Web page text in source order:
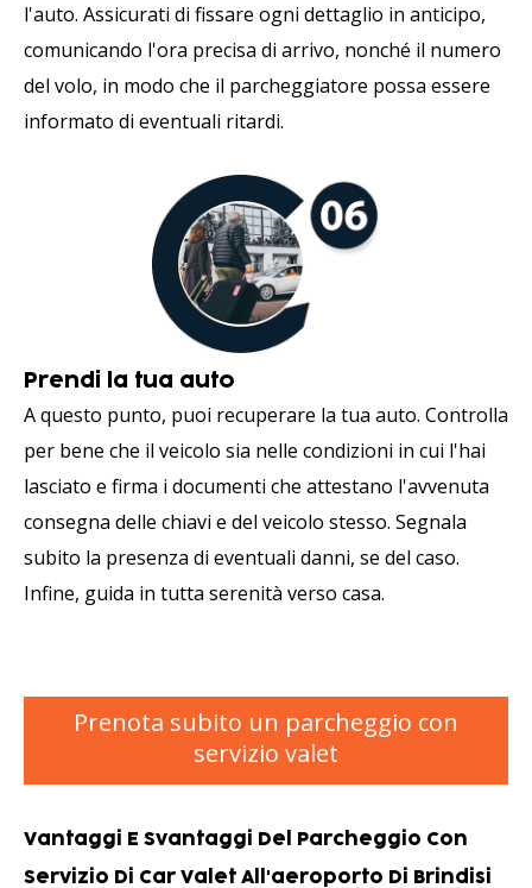
l'auto. Assicurati di fissare ogni dettaglio in anticipo,
comunicando l'ora precisa di arrivo, nonché il numero
del volo, in modo che il parcheggiatore possa essere
informato di eventuali ritardi.
Prendi la tua auto
A questo punto, puoi recuperare la tua auto. Controlla
per bene che il veicolo sia nelle condizioni in cui l'hai
lasciato e firma i documenti che attestano l'avvenuta
consegna delle chiavi e del veicolo stesso. Segnala
subito la presenza di eventuali danni, se del caso.
Infine, guida in tutta serenità verso casa.
Prenota subito un parcheggio con
servizio valet
Vantaggi E Svantaggi Del Parcheggio Con
Servizio Di Car Valet All'aeroporto Di Brindisi